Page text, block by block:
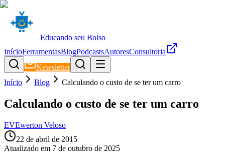
Educando seu Bolso
InícioFerramentasBlogPodcastsAutoresConsultoria
Newsletter
Início
Blog Calculando o custo de se ter um carro
Calculando o custo de se ter um carro
EVEwerton Veloso
22 de abril de 2015
Atualizado em 7 de outubro de 2025